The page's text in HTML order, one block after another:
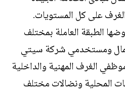
على كل المستويات.
الطبقة العاملة بمختلف
ومستخدمي شركة سيتي
الغرف المهنية والداخلية
المحلية ونضالات مختلف